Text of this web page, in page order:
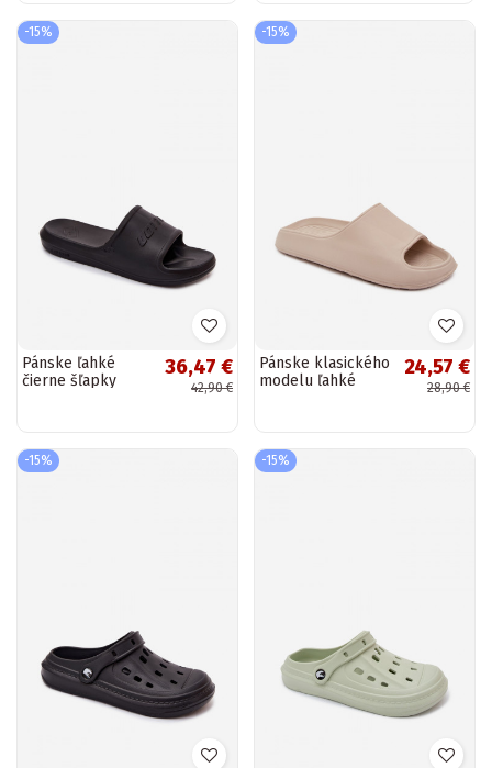
-15%
Pánske ľahké
čierne šľapky
36,47 €
42,90 €
-15%
Pánske klasického
modelu ľahké
24,57 €
28,90 €
-15% -15%